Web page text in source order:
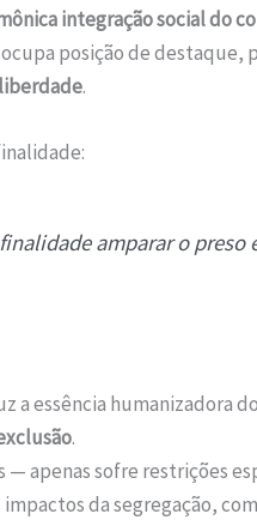
integração social do
ocupa posição de destaque,
.
amparar o preso
a essência humanizadora
.
apenas sofre restrições
da segregação,